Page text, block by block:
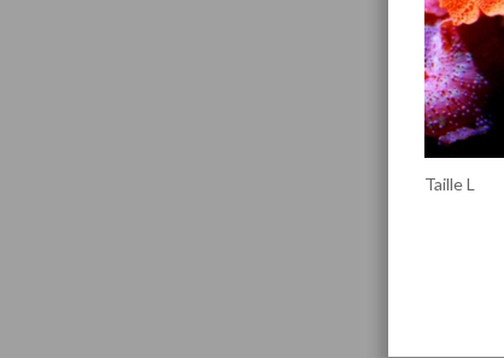
Taille L